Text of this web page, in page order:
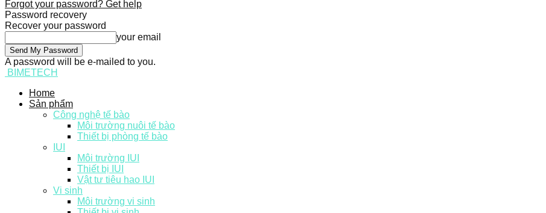
Forgot your password? Get help
Password recovery
Recover your password
your email
A password will be e-mailed to you.
BIMETECH
Home
Sản phẩm
Công nghệ tế bào
Môi trường nuôi tế bào
Thiết bị phòng tế bào
IUI
Môi trường IUI
Thiết bị IUI
Vật tư tiêu hao IUI
Vi sinh
Môi trường vi sinh